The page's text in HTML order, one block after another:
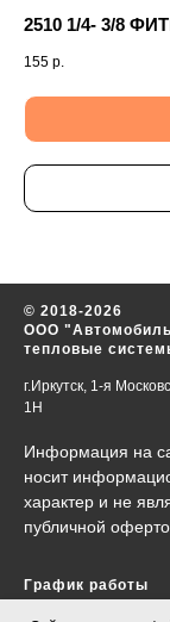
2510 1/4- 3/8
155 р.
© 2018-2026
ООО
тепловые
г.Иркутск, 1-я
1Н
Информация на
носит
характер и не
публичной
График работы